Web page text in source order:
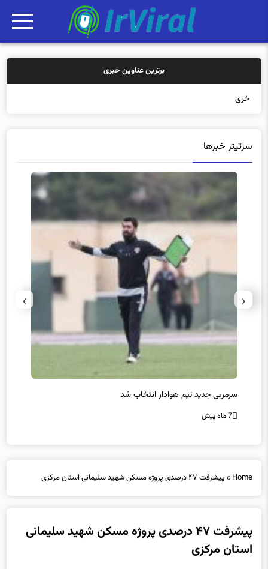
برترین عناوین خبری
خرید بیمه: سن
سرتیتر خبرها
سرمربی جدید تیم هوادار انتخاب شد
7 ماه پیش
‹
›
Home
» پیشرفت ۴۷ درصدی پروژه مسکن شهید سلیمانی استان مرکزی
پیشرفت ۴۷ درصدی پروژه مسکن شهید سلیمانی
استان مرکزی